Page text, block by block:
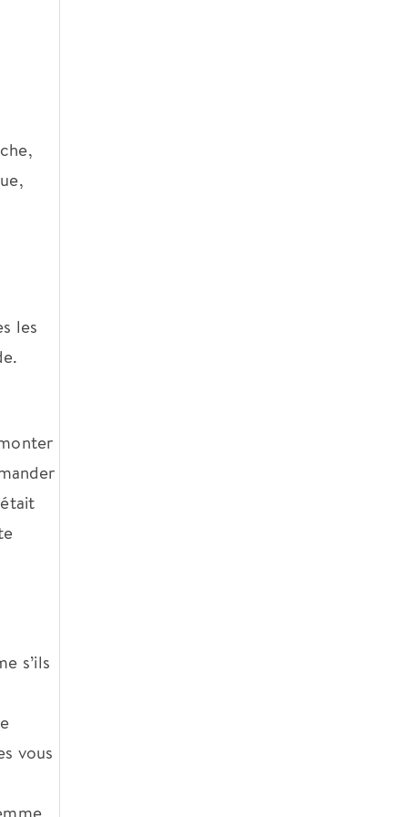
les
s’ils
vous